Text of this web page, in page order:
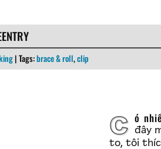
| Tags:brace & roll,clip
Có nhiều kỹ thuật reentry khác nhau, leo lại vô trong xuồng khi đã bị lật văng ra ngoài, dưới
đây
to, tôi